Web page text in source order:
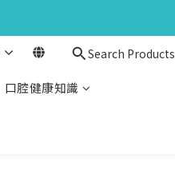
Search Products
口腔健康知識